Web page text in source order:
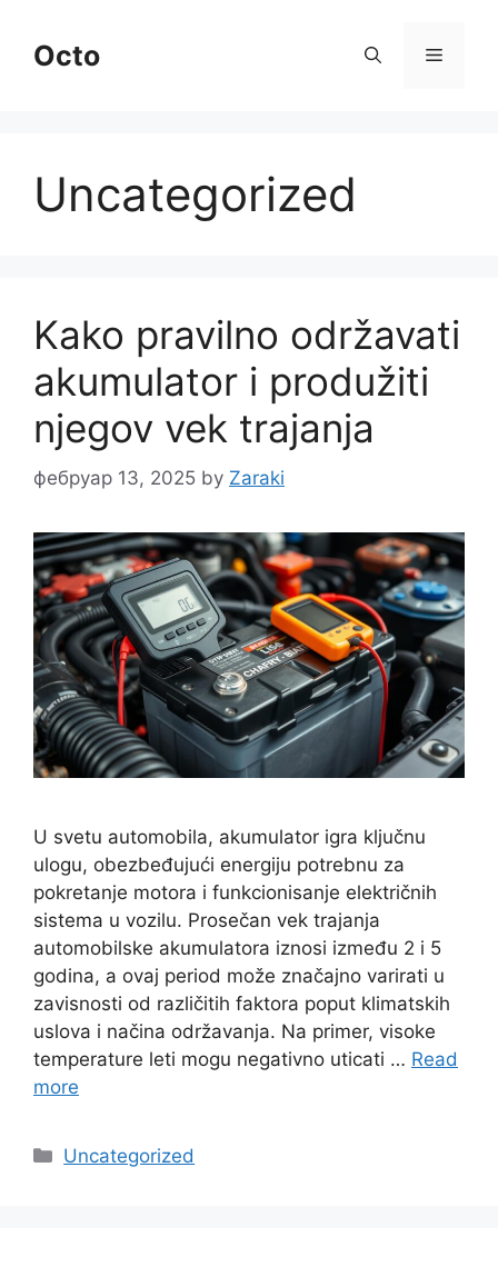
contentOcto Menu
Uncategorized
Kako pravilno održavati
akumulator i produžiti
njegov vek trajanja
фебруар 13, 2025 by Zaraki
U svetu automobila, akumulator igra ključnu
ulogu, obezbeđujući energiju potrebnu za
pokretanje motora i funkcionisanje električnih
sistema u vozilu. Prosečan vek trajanja
automobilske akumulatora iznosi između 2 i 5
godina, a ovaj period može značajno varirati u
zavisnosti od različitih faktora poput klimatskih
uslova i načina održavanja. Na primer, visoke
temperature leti mogu negativno uticati … Read
more
Categories
Uncategorized